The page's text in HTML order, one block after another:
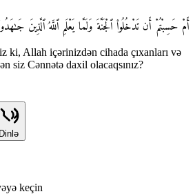
أَمْ حَسِبْتُمْ أَن تَدْخُلُوا۟ ٱلْجَنَّةَ وَلَمَّا يَعْلَمِ ٱللَّهُ ٱلَّذِينَ
ki, Allah içərinizdən cihada çıxanları və
siz Cənnətə daxil olacaqsınız?
Dinlə
keçin